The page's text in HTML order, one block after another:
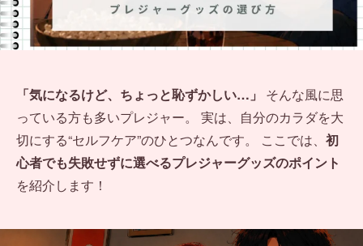
「気になるけど、ちょっと恥ずかしい…」
そんな風に思
っている方も多いプレジャー。 実は、自分のカラダを大
切にする“セルフケア”のひとつなんです。 ここでは、 初
心者でも失敗せずに選べるプレジャーグッズのポイント
を紹介します！